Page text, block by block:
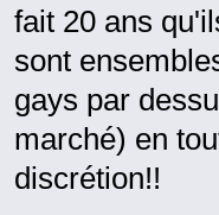
fait 20 ans
sont
gays par
marché) en
discrétion!!